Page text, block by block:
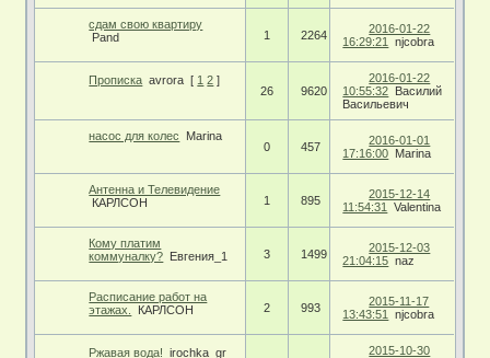
сдам свою квартиру
Pand
1 2264
2016-01-22
16:29:21
njcobra
Прописка avrora [ 1 2 ]
26
9620
2016-01-22
10:55:32 Василий
Васильевич
насос для колес
Marina
0
457
2016-01-01
17:16:00 Marina
Антенна и Телевидение
КАРЛСОН
1 895
2015-12-14
11:54:31
Valentina
Кому платим
коммуналку? Евгения_1 3 1499
2015-12-03
21:04:15 naz
Расписание работ на
этажах.
КАРЛСОН 2 993
2015-11-17
13:43:51
njcobra
Ржавая вода!
irochka_gr
2015-10-30